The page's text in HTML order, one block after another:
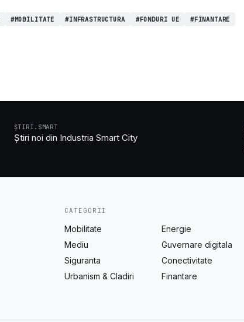
#MOBILITATE #INFRASTRUCTURA #FONDURI UE #FINANTARE
ȘTIRI.SMART
Știri noi din Industria Smart City
CATEGORII
Mobilitate
Energie
Mediu
Guvernare digitala
Siguranta
Conectivitate
Urbanism & Cladiri
Finantare